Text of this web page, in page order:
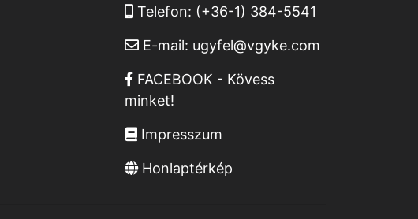
Telefon: (+36-1) 384-5541
E-mail: ugyfel@vgyke.com
FACEBOOK - Kövess
minket!
Impresszum
Honlaptérkép